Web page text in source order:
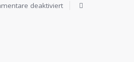
deaktiviert